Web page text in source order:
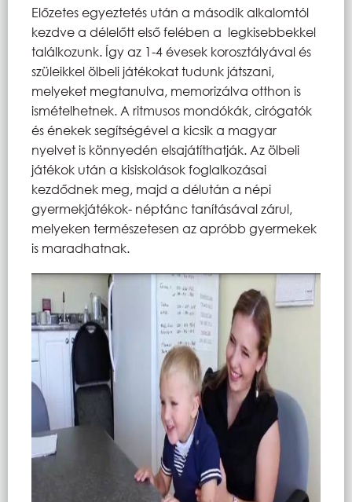
Előzetes egyeztetés után a második alkalomtól
kezdve a délelőtt első felében a legkisebbekkel
találkozunk. Így az 1-4 évesek korosztályával és
szüleikkel ölbeli játékokat tudunk játszani,
melyeket megtanulva, memorizálva otthon is
ismételhetnek. A ritmusos mondókák, cirógatók
és énekek segítségével a kicsik a magyar
nyelvet is könnyedén elsajátíthatják. Az ölbeli
játékok után a kisiskolások foglalkozásai
kezdődnek meg, majd a délután a népi
gyermekjátékok- néptánc tanításával zárul,
melyeken természetesen az apróbb gyermekek
is maradhatnak.